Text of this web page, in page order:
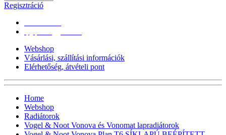
Regisztráció
Webshop
Vásárlási, szállítási információk
Elérhetőség, átvételi pont
Home
Webshop
Radiátorok
Vogel & Noot Vonova és Vonomat lapradiátorok